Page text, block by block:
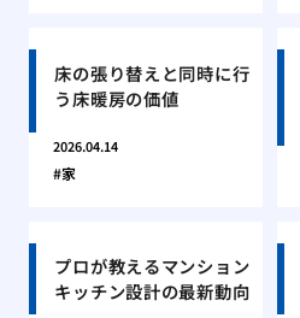
床の張り替えと同時に行
う床暖房の価値
2026.04.14
家
プロが教えるマンション
キッチン設計の最新動向